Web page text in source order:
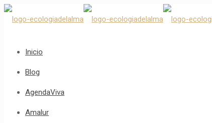
Inicio
Blog
AgendaViva
Amalur